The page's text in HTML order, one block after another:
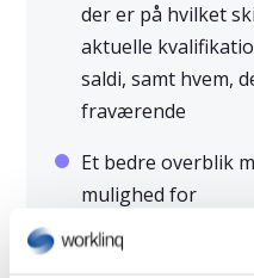
der er på hvilket
aktuelle
saldi, samt hvem,
fraværende
Et bedre overblik
mulighed for
identifikation af
fremtidige